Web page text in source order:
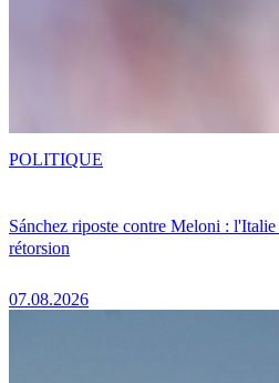
Sánchez riposte contre Meloni : l'Italie
rétorsion
07.08.2026
POLITIQUE